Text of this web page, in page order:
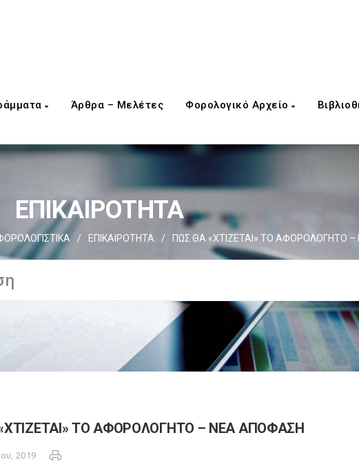
Άρθρα – Μελέτες Φορολογικό Αρχείο
ΕΠΙΚΑΙΡΟΤΗΤΑ
/ ΕΠΙΚΑΙΡΟΤΗΤΑ / ΠΩΣ ΘΑ «ΧΤΙΖΕΤΑΙ» ΤΟ ΑΦΟΡΟΛΟΓΗΤΟ
ΤΟ ΑΦΟΡΟΛΟΓΗΤΟ – ΝΕΑ ΑΠΟΦΑΣΗ
2019